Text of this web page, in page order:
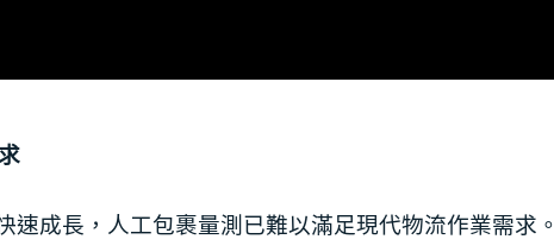
成長，人工包裹量測已難以滿足現代物流作業需求。